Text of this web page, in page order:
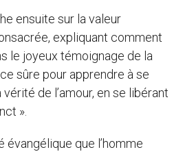
ensuite sur la valeur
expliquant comment
le joyeux témoignage de la
sûre pour apprendre à se
de l’amour, en se libérant
».
évangélique que l’homme